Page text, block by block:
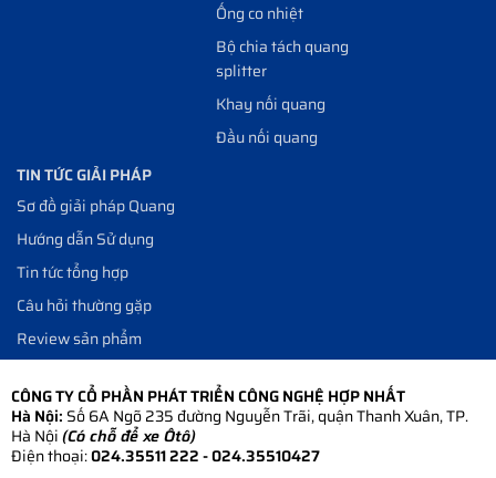
Ống co nhiệt
Bộ chia tách quang
splitter
Khay nối quang
Đầu nối quang
TIN TỨC GIẢI PHÁP
Sơ đồ giải pháp Quang
Hướng dẫn Sử dụng
Tin tức tổng hợp
Câu hỏi thường gặp
Review sản phẩm
CÔNG TY CỔ PHẦN PHÁT TRIỂN CÔNG NGHỆ HỢP NHẤT
Hà Nội: Số 6A Ngõ 235 đường Nguyễn Trãi, quận Thanh Xuân, TP.
Hà Nội(Có chỗ để xe Ôtô)
Điện thoại:024.35511 222 - 024.35510427